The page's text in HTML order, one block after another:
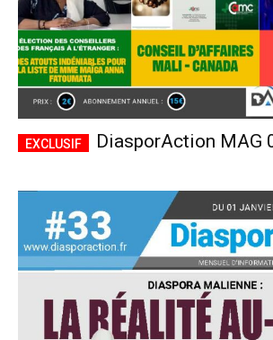
DiasporAction MAG